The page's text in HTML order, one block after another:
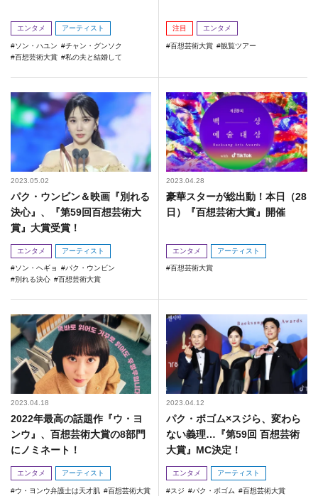
エンタメ アーティスト
ソン・ハユン
チャン・グンソク
百想芸術大賞
私の夫と結婚して
注目 エンタメ
百想芸術大賞 観覧ツアー
2023.05.02
パク・ウンビン＆映画『別れる
決心』、『第59回百想芸術大
賞』大賞受賞！
エンタメ アーティスト
ソン・ヘギョ
パク・ウンビン
別れる決心
百想芸術大賞
2023.04.28
豪華スターが総出動！本日（28
日）『百想芸術大賞』開催
エンタメ アーティスト
百想芸術大賞
2023.04.18
2022年最高の話題作『ウ・ヨ
ンウ』、百想芸術大賞の8部門
にノミネート！
エンタメ アーティスト
ウ・ヨンウ弁護士は天才肌 百想芸術大賞
2023.04.12
パク・ボゴム×スジら、変わら
ない義理…『第59回 百想芸術
大賞』MC決定！
エンタメ アーティスト
スジ パク・ボゴム 百想芸術大賞